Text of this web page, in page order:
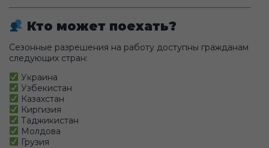
Кто может поехать?
Сезонные разрешения на работу доступны гражданам
следующих стран:
Украина
Узбекистан
Казахстан
Киргизия
Таджикистан
Молдова
Грузия